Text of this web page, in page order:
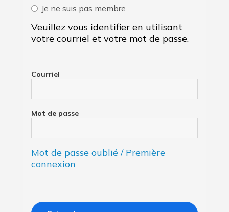
Je ne suis pas membre
Veuillez vous identifier en utilisant
votre courriel et votre mot de passe.
Courriel
Mot de passe
Mot de passe oublié / Première
connexion